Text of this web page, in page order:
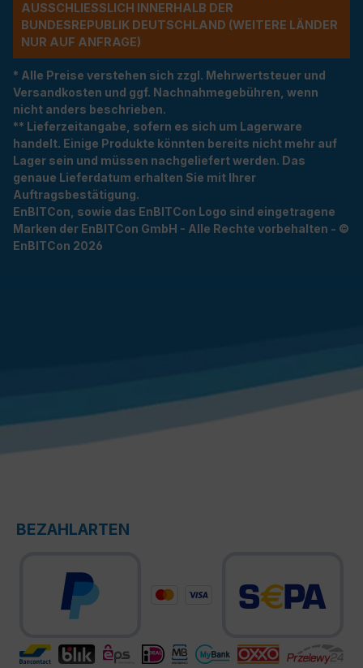
USSCHLIESSLICH INNERHALB DER BU
NDESREPUBLIK DEUTSCHLAND (WEITERE LÄNDER NU
R AUF ANFRAGE)
* Alle Preise verstehen sich zzgl. Mehrwertsteuer und
Versandkosten und ggf. Nachnahmegebühren, wenn
nicht anders beschrieben.
** Lieferzeitangabe, sofern es sich um Lagerware
handelt. Einige Produkte könnten bereits nicht mehr auf
Lager sein und müssen nachgeliefert werden. Das
genaue Lieferdatum erhalten Sie mit Ihrer
Auftragsbestätigung.
EnBITCon, sowie das EnBITCon Logo sind eingetragene
Marken der EnBITCon GmbH - Alle Rechte vorbehalten - ©
EnBITCon 2026
BEZAHLARTEN